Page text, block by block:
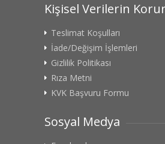
Kişisel Verilerin
Teslimat Koşulları
İade/Değişim İşlemleri
Gizlilik Politikası
Rıza Metni
KVK Başvuru Formu
Sosyal Medya